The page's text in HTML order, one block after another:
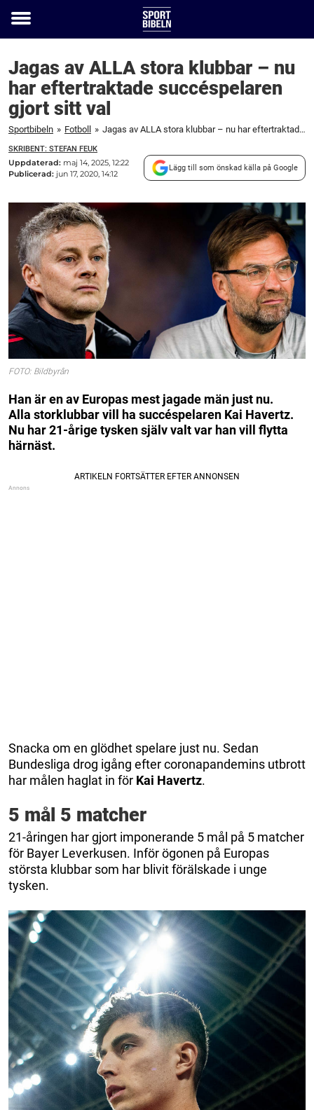
Toggle
Jagas av ALLA stora klubbar – nu
har eftertraktade succéspelaren
gjort sitt val
Sportbibeln » Fotboll » Jagas av ALLA stora klubbar – nu har eftertraktade succéspelaren gjort sitt val
SKRIBENT: STEFAN FEUK
Uppdaterad: maj 14, 2025, 12:22
Publicerad: jun 17, 2020, 14:12
Lägg till som önskad källa på Google
FOTO: Bildbyrån
Han är en av Europas mest jagade män just nu.
Alla storklubbar vill ha succéspelaren Kai Havertz.
Nu har 21-årige tysken själv valt var han vill flytta
härnäst.
Snacka om en glödhet spelare just nu. Sedan
Bundesliga drog igång efter coronapandemins utbrott
har målen haglat in för Kai Havertz.
5 mål 5 matcher
21-åringen har gjort imponerande 5 mål på 5 matcher
för Bayer Leverkusen. Inför ögonen på Europas
största klubbar som har blivit förälskade i unge
tysken.